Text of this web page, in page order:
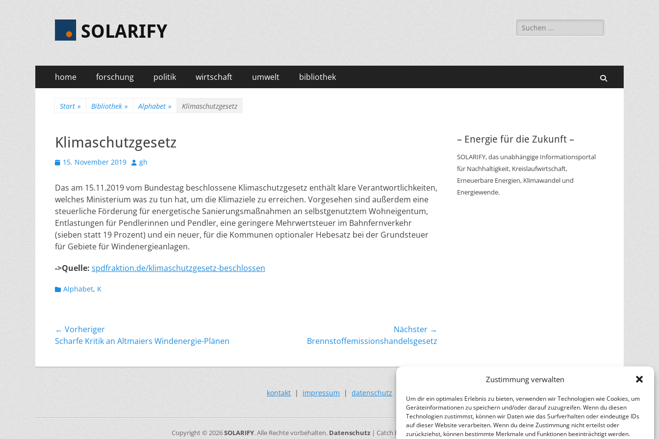
Zustimmung verwalten
Um dir ein optimales Erlebnis zu bieten, verwenden wir Technologien wie Cookies, um
Geräteinformationen zu speichern und/oder darauf zuzugreifen. Wenn du diesen
Technologien zustimmst, können wir Daten wie das Surfverhalten oder eindeutige IDs
auf dieser Website verarbeiten. Wenn du deine Zustimmung nicht erteilst oder
zurückziehst, können bestimmte Merkmale und Funktionen beeinträchtigt werden.
SOLARIFY
Suchen
nach:
Primäres
Menü
Zum
Inhalt
home forschung politik wirtschaft umwelt bibliothek
Start » Bibliothek » Alphabet » Klimaschutzgesetz
Klimaschutzgesetz
Veröffentlicht
15. November 2019 Autor
gh
Das am 15.11.2019 vom Bundestag beschlossene Klimaschutzgesetz enthält klare Verantwortlichkeiten,
welches Ministerium was zu tun hat, um die Klimaziele zu erreichen. Vorgesehen sind außerdem eine
steuerliche Förderung für energetische Sanierungsmaßnahmen an selbstgenutztem Wohneigentum,
Entlastungen für Pendlerinnen und Pendler, eine geringere Mehrwertsteuer im Bahnfernverkehr
(sieben statt 19 Prozent) und ein neuer, für die Kommunen optionaler Hebesatz bei der Grundsteuer
für Gebiete für Windenergieanlagen.
->Quelle: spdfraktion.de/klimaschutzgesetz-beschlossen
Kategorien
Alphabet, K
Beitragsnavigation
← Vorheriger
Vorheriger
Scharfe Kritik an Altmaiers Windenergie-Plänen
Nächster →
Brennstoffemissionshandelsgesetz
– Energie für die Zukunft –
SOLARIFY, das unabhängige Informationsportal
für Nachhaltigkeit, Kreislaufwirtschaft,
Erneuerbare Energien, Klimawandel und
Energiewende.
kontakt | impressum | datenschutz
Copyright © 2026SOLARIFY. Alle Rechte vorbehalten. Datenschutz| Catch Responsive von Catch Themes